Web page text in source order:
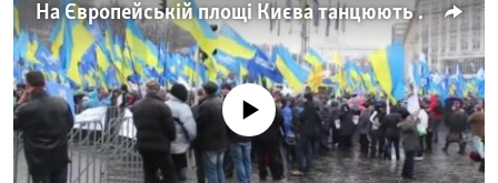
ВСЕ ЗА ДЕНЬ
СПЕЦПРОЕКТИ
ДЕПОРТАЦІЯ
ВІДЕОУРОКИ «ELIFBE»
ЯК ОБІЙТИ БЛОКУВАННЯ
Русский
На Європейській площі Києва танцюють «регіони»
No media source currently available